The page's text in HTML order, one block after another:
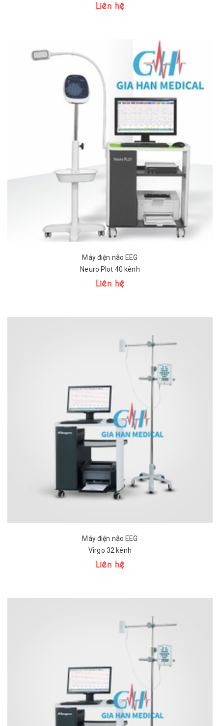
Liên hệ
Máy điện não EEG
Neuro Plot 40 kênh
Liên hệ
Máy điện não EEG
Virgo 32 kênh
Liên hệ